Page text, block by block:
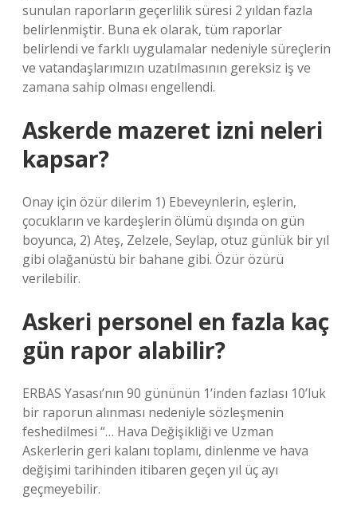
sunulan raporların geçerlilik süresi 2 yıldan fazla
belirlenmiştir. Buna ek olarak, tüm raporlar
belirlendi ve farklı uygulamalar nedeniyle süreçlerin
ve vatandaşlarımızın uzatılmasının gereksiz iş ve
zamana sahip olması engellendi.
Askerde mazeret izni neleri
kapsar?
Onay için özür dilerim 1) Ebeveynlerin, eşlerin,
çocukların ve kardeşlerin ölümü dışında on gün
boyunca, 2) Ateş, Zelzele, Seylap, otuz günlük bir yıl
gibi olağanüstü bir bahane gibi. Özür özürü
verilebilir.
Askeri personel en fazla kaç
gün rapor alabilir?
ERBAS Yasası’nın 90 gününün 1’inden fazlası 10’luk
bir raporun alınması nedeniyle sözleşmenin
feshedilmesi “… Hava Değişikliği ve Uzman
Askerlerin geri kalanı toplamı, dinlenme ve hava
değişimi tarihinden itibaren geçen yıl üç ayı
geçmeyebilir.